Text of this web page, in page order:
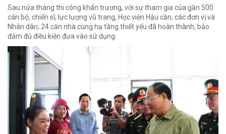
Sau nửa tháng thi công khẩn trương, với sự tham gia của gần 500
cán bộ, chiến sĩ, lực lượng vũ trang, Học viện Hậu cần, các đơn vị và
Nhân dân, 24 căn nhà cùng hạ tầng thiết yếu đã hoàn thành, bảo
đảm đủ điều kiện đưa vào sử dụng.